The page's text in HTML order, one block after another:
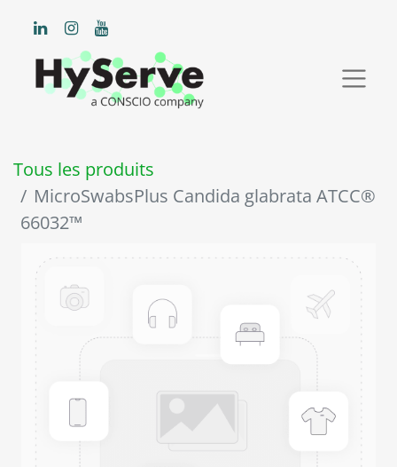
Tous les produits
MicroSwabsPlus Candida glabrata ATCC®
66032™